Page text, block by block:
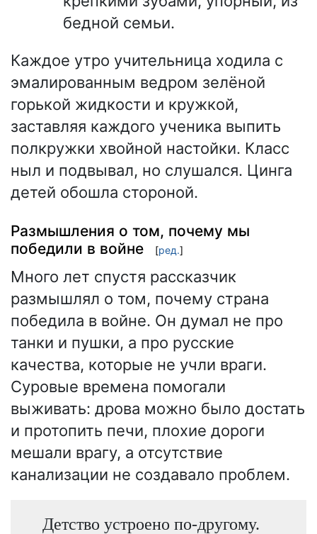
бедной семьи.
Каждое утро учительница ходила с
эмалированным ведром зелёной
горькой жидкости и кружкой,
заставляя каждого ученика выпить
полкружки хвойной настойки. Класс
ныл и подвывал, но слушался. Цинга
детей обошла стороной.
Размышления о том, почему мы
победили в войне
[ред.]
Много лет спустя рассказчик
размышлял о том, почему страна
победила в войне. Он думал не про
танки и пушки, а про русские
качества, которые не учли враги.
Суровые времена помогали
выживать: дрова можно было достать
и протопить печи, плохие дороги
мешали врагу, а отсутствие
канализации не создавало проблем.
Детство устроено по-другому.